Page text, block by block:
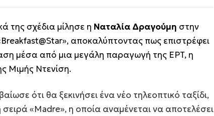
της σχέδια μίλησε η Ναταλία Δραγούμη στην
αποκαλύπτοντας πως επιστρέφει
μέσα από μια μεγάλη παραγωγή της ΕΡΤ, η
Μιμής Ντενίση.
ότι θα ξεκινήσει ένα νέο τηλεοπτικό ταξίδι,
«Madre», η οποία αναμένεται να αποτελέσει